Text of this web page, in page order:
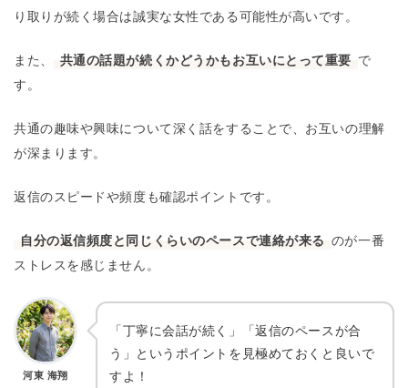
り取りが続く場合は誠実な女性である可能性が高いです。
また、 共通の話題が続くかどうかもお互いにとって重要 で
す。
共通の趣味や興味について深く話をすることで、お互いの理解
が深まります。
返信のスピードや頻度も確認ポイントです。
自分の返信頻度と同じくらいのペースで連絡が来る のが一番
ストレスを感じません。
河東 海翔
「丁寧に会話が続く」「返信のペースが合
う」というポイントを見極めておくと良いで
すよ！